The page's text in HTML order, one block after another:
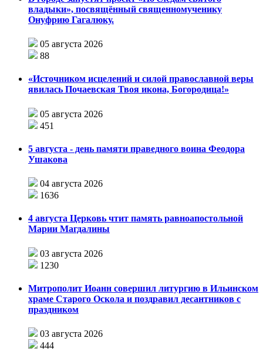
владыки», посвящённый священномученику
Онуфрию Гагалюку.
05 августа 2026
88
«Источником исцелений и силой православной веры
явилась Почаевская Твоя икона, Богородица!»
05 августа 2026
451
5 августа - день памяти праведного воина Феодора
Ушакова
04 августа 2026
1636
4 августа Церковь чтит память равноапостольной
Марии Магдалины
03 августа 2026
1230
Митрополит Иоанн совершил литургию в Ильинском
храме Старого Оскола и поздравил десантников с
праздником
03 августа 2026
444